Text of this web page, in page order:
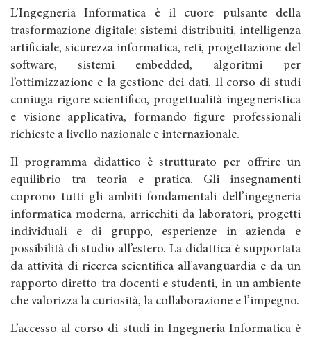
L’Ingegneria Informatica è il cuore pulsante della
trasformazione digitale: sistemi distribuiti, intelligenza
artificiale, sicurezza informatica, reti, progettazione del
software, sistemi embedded, algoritmi per
l’ottimizzazione e la gestione dei dati. Il corso di studi
coniuga rigore scientifico, progettualità ingegneristica
e visione applicativa, formando figure professionali
richieste a livello nazionale e internazionale.
Il programma didattico è strutturato per offrire un
equilibrio tra teoria e pratica. Gli insegnamenti
coprono tutti gli ambiti fondamentali dell’ingegneria
informatica moderna, arricchiti da laboratori, progetti
individuali e di gruppo, esperienze in azienda e
possibilità di studio all’estero. La didattica è supportata
da attività di ricerca scientifica all’avanguardia e da un
rapporto diretto tra docenti e studenti, in un ambiente
che valorizza la curiosità, la collaborazione e l’impegno.
L’accesso al corso di studi in Ingegneria Informatica è